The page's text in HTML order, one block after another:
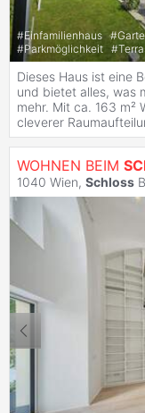
#Einfamilienhaus #
#Parkmöglichkeit #
Dieses Haus ist eine
und bietet alles, was
mehr. Mit ca. 163 m²
cleverer
WOHNEN BEIM
1040 Wien, Schloss